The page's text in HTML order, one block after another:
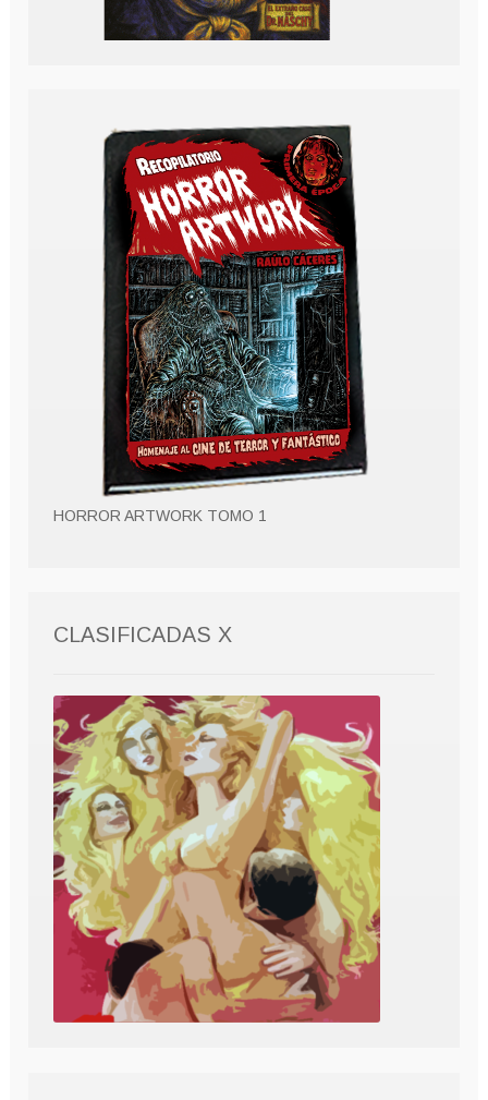
HORROR ARTWORK TOMO 1
CLASIFICADAS X